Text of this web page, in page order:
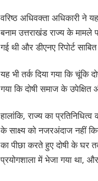
वरिष्ठ अधिवक्ता अधिकारी ने
बनाम उत्तराखंड राज्य के मामले
गई थी और डीएनए रिपोर्ट
यह भी तर्क दिया गया कि चूंकि
गया कि दोषी समाज के
हालांकि, राज्य का
के साक्ष्य को नजरअंदाज नहीं
का पीछा करते हुए दोषी के घर
प्रयोगशाला में भेजा गया था,